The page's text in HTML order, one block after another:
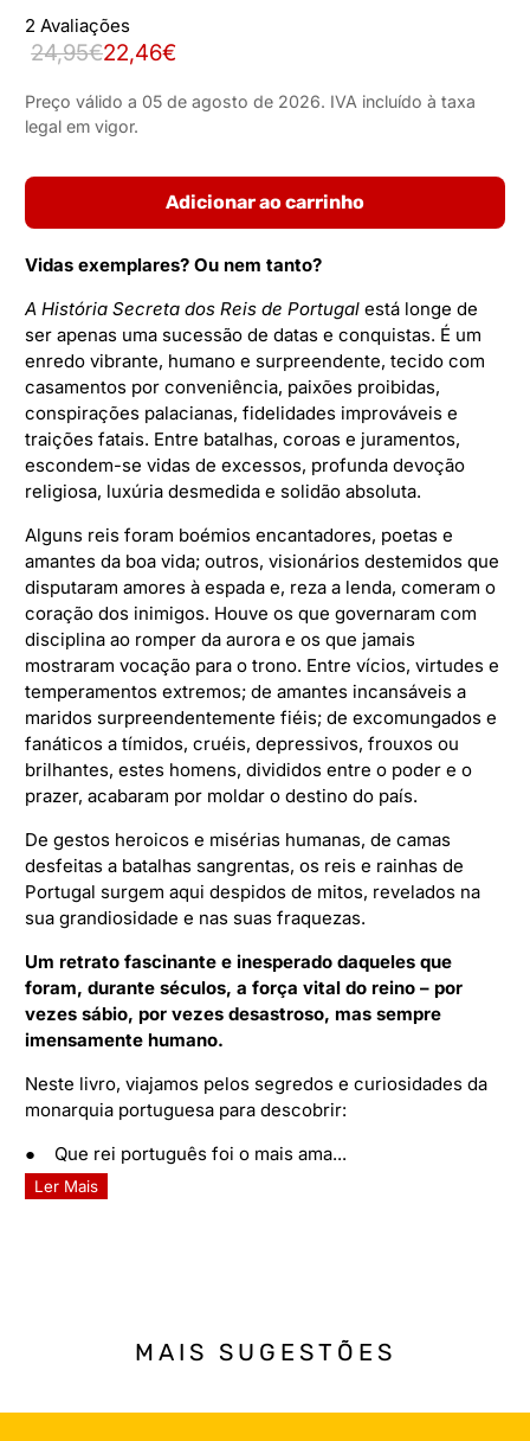
2 Avaliações
22,46€
24,95€
Preço válido a 05 de agosto de 2026. IVA incluído à taxa
legal em vigor.
Adicionar ao carrinho
Vidas exemplares? Ou nem tanto?
A História Secreta dos Reis de Portugal está longe de
ser apenas uma sucessão de datas e conquistas. É um
enredo vibrante, humano e surpreendente, tecido com
casamentos por conveniência, paixões proibidas,
conspirações palacianas, fidelidades improváveis e
traições fatais. Entre batalhas, coroas e juramentos,
escondem-se vidas de excessos, profunda devoção
religiosa, luxúria desmedida e solidão absoluta.
Alguns reis foram boémios encantadores, poetas e
amantes da boa vida; outros, visionários destemidos que
disputaram amores à espada e, reza a lenda, comeram o
coração dos inimigos. Houve os que governaram com
disciplina ao romper da aurora e os que jamais
mostraram vocação para o trono. Entre vícios, virtudes e
temperamentos extremos; de amantes incansáveis a
maridos surpreendentemente fiéis; de excomungados e
fanáticos a tímidos, cruéis, depressivos, frouxos ou
brilhantes, estes homens, divididos entre o poder e o
prazer, acabaram por moldar o destino do país.
De gestos heroicos e misérias humanas, de camas
desfeitas a batalhas sangrentas, os reis e rainhas de
Portugal surgem aqui despidos de mitos, revelados na
sua grandiosidade e nas suas fraquezas.
Um retrato fascinante e inesperado daqueles que
foram, durante séculos, a força vital do reino – por
vezes sábio, por vezes desastroso, mas sempre
imensamente humano.
Neste livro, viajamos pelos segredos e curiosidades da
monarquia portuguesa para descobrir:
● Que rei português foi o mais ama...
Ler Mais
MAIS SUGESTÕES